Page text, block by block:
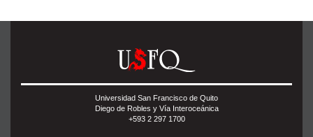
Universidad San Francisco de Quito
Diego de Robles y Vía Interoceánica
+593 2 297 1700